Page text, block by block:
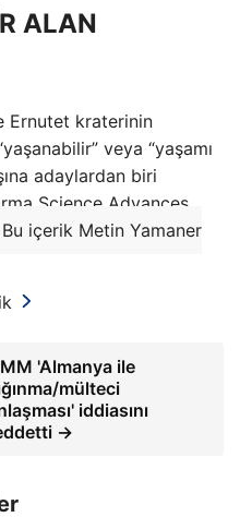
ALAN
Ernutet kraterinin
veya “yaşamı
adaylardan biri
Science Advances
Bu içerik Metin Yamaner
'Almanya ile
mülteci
iddiasını
→